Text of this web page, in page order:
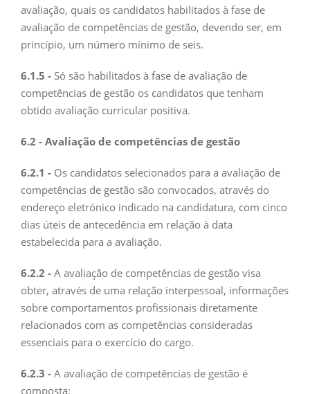
avaliação, quais os candidatos habilitados à fase de
avaliação de competências de gestão, devendo ser, em
princípio, um número mínimo de seis.
6.1.5 - Só são habilitados à fase de avaliação de
competências de gestão os candidatos que tenham
obtido avaliação curricular positiva.
6.2 - Avaliação de competências de gestão
6.2.1 - Os candidatos selecionados para a avaliação de
competências de gestão são convocados, através do
endereço eletrónico indicado na candidatura, com cinco
dias úteis de antecedência em relação à data
estabelecida para a avaliação.
6.2.2 - A avaliação de competências de gestão visa
obter, através de uma relação interpessoal, informações
sobre comportamentos profissionais diretamente
relacionados com as competências consideradas
essenciais para o exercício do cargo.
6.2.3 - A avaliação de competências de gestão é
composta: